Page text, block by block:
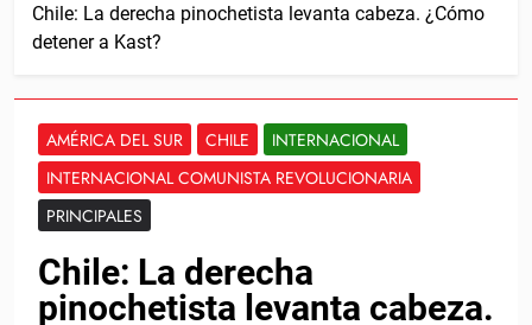
Chile: La derecha pinochetista levanta cabeza. ¿Cómo
detener a Kast?
AMÉRICA DEL SUR CHILE
INTERNACIONAL
INTERNACIONAL COMUNISTA REVOLUCIONARIA
PRINCIPALES
Chile: La derecha
pinochetista levanta cabeza.